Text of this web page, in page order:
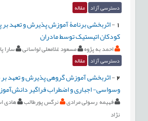
دسترسی آزاد مقاله
-اثربخشی برنامۀ آموزش پذیرش و تعهد
کودکان اتیستیک توسط مادران
احمد به پژوه مسعود غلامعلی لواسانی سارا
دسترسی آزاد مقاله
2
-اثربخشی آموزش گروهی پذیرش و تعهد بر
وسواسی- اجباری و اضطراب فراگیر
فهیمه رسولی مرادی نرگس پورطالب
هادی
نژاد